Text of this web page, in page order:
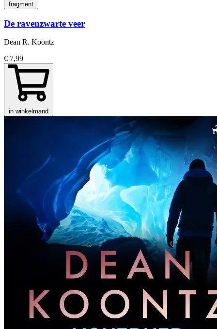
fragment
De ravenzwarte veer
Dean R. Koontz
€ 7,99
in winkelmand